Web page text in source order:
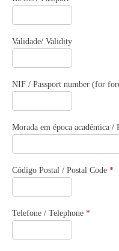
Validade/ Validity
NIF / Passport number (for
Morada em época académica /
Código Postal / Postal Code *
Telefone / Telephone *